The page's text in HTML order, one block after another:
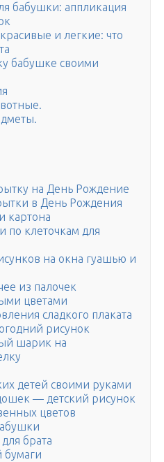
бабушки: аппликация
и легкие: что
бабушке своими
на День Рождение
в День Рождения
картона
по клеточкам для
на окна гуашью и
из палочек
цветами
сладкого плаката
рисунок
шарик на
детей своими руками
— детский рисунок
цветов
брата
бумаги